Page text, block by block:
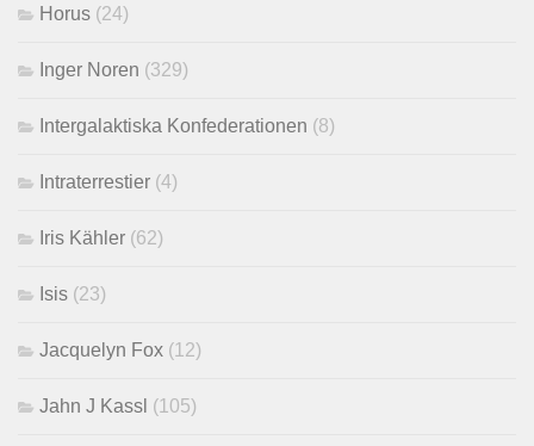
Horus (24)
Inger Noren (329)
Intergalaktiska Konfederationen (8)
Intraterrestier (4)
Iris Kähler (62)
Isis (23)
Jacquelyn Fox (12)
Jahn J Kassl (105)